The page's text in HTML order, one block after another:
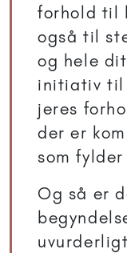
forhold til
også til
og hele
initiativ til
jeres
der er
som
Og så er